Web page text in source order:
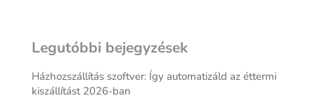
Legutóbbi bejegyzések
Házhozszállítás szoftver: Így automatizáld az éttermi
kiszállítást 2026-ban